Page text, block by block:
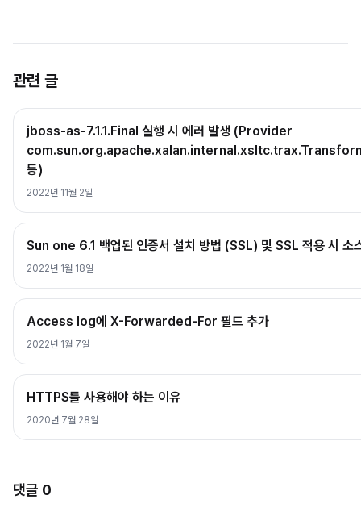
관련 글
jboss-as-7.1.1.Final 실행 시 에러 발생 (Provider
등)
2022년 11월 2일
Sun one 6.1 백업된 인증서 설치 방법 (SSL) 및 SSL 적용 시 소
2022년 1월 18일
Access log에 X-Forwarded-For 필드 추가
2022년 1월 7일
HTTPS를 사용해야 하는 이유
2020년 7월 28일
댓글 0